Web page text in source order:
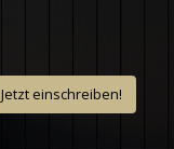
Jetzt einschreiben!